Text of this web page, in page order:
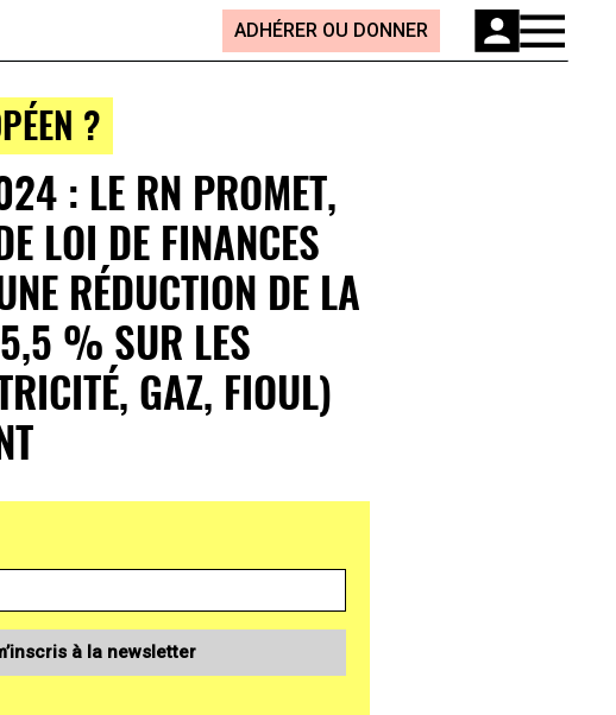
ADHÉRER OU DONNER
?
: LE RN PROMET,
LOI DE FINANCES
RÉDUCTION DE LA
% SUR LES
GAZ, FIOUL)
à la newsletter